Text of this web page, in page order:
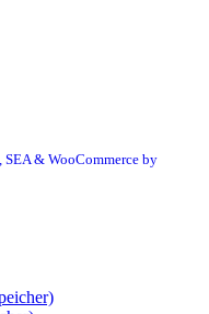
& WooCommerce by